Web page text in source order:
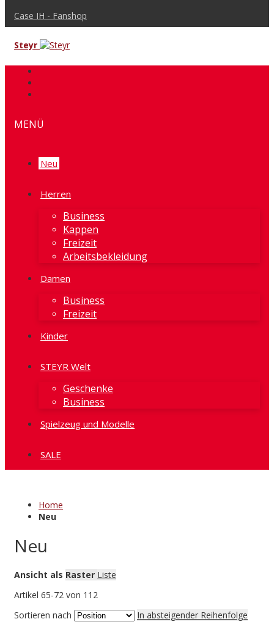
Case IH - Fanshop
Steyr
MENÜ
Neu
Herren
Business
Kappen
Freizeit
Arbeitsbekleidung
Damen
Business
Freizeit
Kinder
STEYR Welt
Geschenke
Business
Spielzeug und Modelle
SALE
Home
Neu
Neu
Ansicht als Raster Liste
Artikel 65-72 von 112
Sortieren nach
In absteigender Reihenfolge